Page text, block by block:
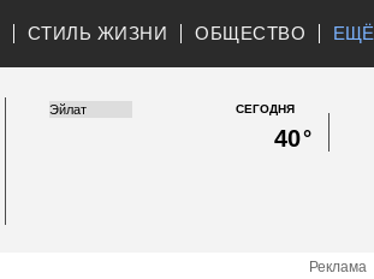
СТИЛЬ ЖИЗНИ ОБЩЕСТВО ЕЩЁ
СЕГОДНЯ
40°
Реклама